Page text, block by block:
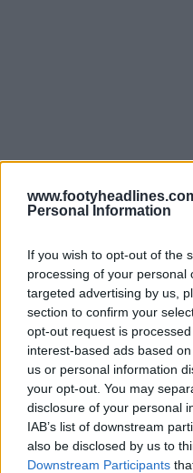
Personal Information
If you wish to opt-out of the
processing of your personal
targeted advertising by us,
section to confirm your
opt-out request is
interest-based ads based
us or personal information
your opt-out. You may
disclosure of your personal
IAB’s list of downstream
also be disclosed by us to
Downstream Participants
Fabricada por Nike. ¿Te
Wolfsburgo para la
opinión en los
Bundesliga Equipaciones
Compartir